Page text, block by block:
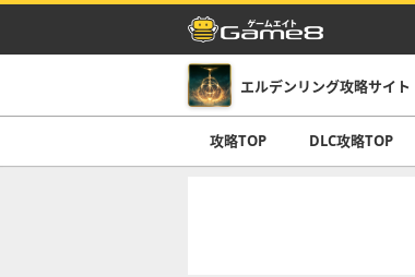
エルデンリング攻略サイト
攻略TOP DLC攻略TOP